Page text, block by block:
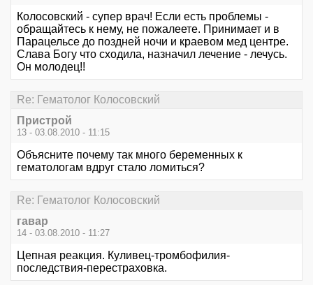
Колосовский - супер врач! Если есть проблемы -
обращайтесь к нему, не пожалеете. Принимает и в
Парацельсе до поздней ночи и краевом мед центре.
Слава Богу что сходила, назначил лечение - лечусь.
Он молодец!!
Re: Гематолог Колосовский
Пристрой
13 - 03.08.2010 - 11:15
Объясните почему так много беременных к
гематологам вдруг стало ломиться?
Re: Гематолог Колосовский
гавар
14 - 03.08.2010 - 11:27
Цепная реакция. Куливец-тромбофилия-
последствия-перестраховка.